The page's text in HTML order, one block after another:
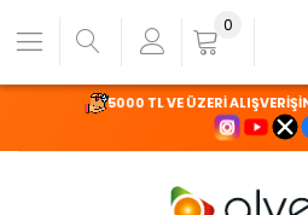
5000 TL VE ÜZERİ
0